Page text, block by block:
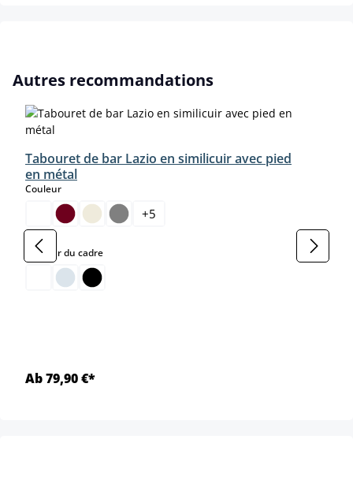
Ignorer la galerie de produits
Autres recommandations
Tabouret de bar Lazio en similicuir avec pied
en métal
Couleurselect
+5
Couleur du cadreselect
Ab 79,90 €*